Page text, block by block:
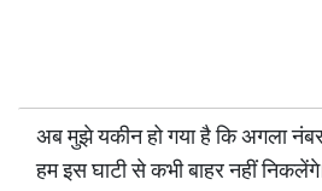
अब मुझे यकीन हो गया है कि अगला नंबर
हम इस घाटी से कभी बाहर नहीं